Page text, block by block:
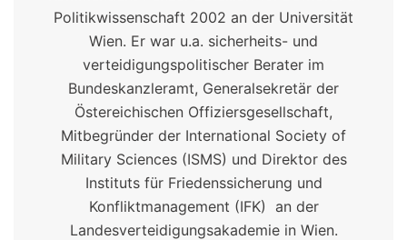
Politikwissenschaft 2002 an der Universität
Wien. Er war u.a. sicherheits- und
verteidigungspolitischer Berater im
Bundeskanzleramt, Generalsekretär der
Östereichischen Offiziersgesellschaft,
Mitbegründer der International Society of
Military Sciences (ISMS) und Direktor des
Instituts für Friedenssicherung und
Konfliktmanagement (IFK) an der
Landesverteidigungsakademie in Wien.